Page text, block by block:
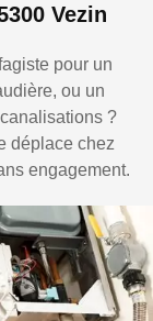
Vezin
pour un
ou un
?
déplace chez
engagement.